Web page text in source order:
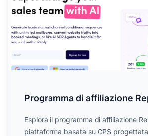
Programma di affiliazione
Esplora il programma di affiliazione
piattaforma basata su CPS